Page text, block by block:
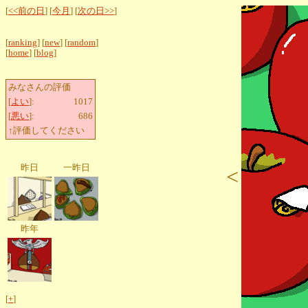
[<<前の日 ] [今月 ] [次の日>>]
[ranking] [new] [random]
[home] [blog]
みなさんの評価
[よい]:
1017
[悪い]:
686
↑評価してください
昨日 一昨日
昨年
[+]
<